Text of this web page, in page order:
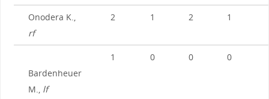
Onodera K.,
rf
2 1 2 1
Bardenheuer
M., lf
1 0 0 0